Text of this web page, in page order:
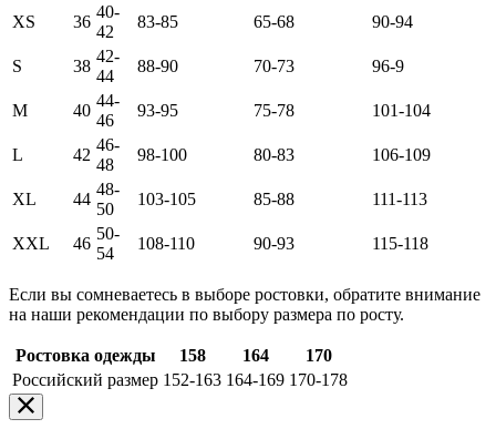
XS
36
40-
42
83-85 65-68 90-94
S 38
42-
44
88-90 70-73 96-9
M 40
44-
46
93-95 75-78 101-104
L 42
46-
48
98-100 80-83 106-109
XL 44
48-
50
103-105 85-88 111-113
XXL 46
50-
54
108-110 90-93 115-118
Если вы сомневаетесь в выборе ростовки, обратите внимание
на наши рекомендации по выбору размера по росту.
Ростовка одежды 158 164
170
Российский размер 152-163 164-169 170-178